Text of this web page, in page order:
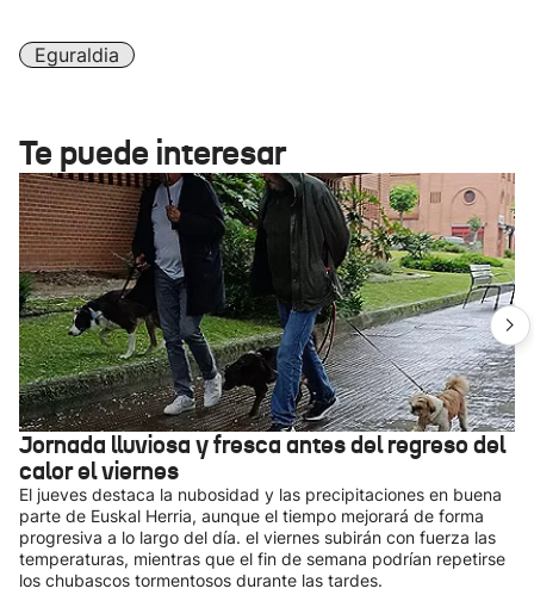
Eguraldia
Te puede interesar
Jornada lluviosa y fresca antes del regreso del
calor el viernes
El jueves destaca la nubosidad y las precipitaciones en buena
parte de Euskal Herria, aunque el tiempo mejorará de forma
progresiva a lo largo del día. el viernes subirán con fuerza las
temperaturas, mientras que el fin de semana podrían repetirse
los chubascos tormentosos durante las tardes.